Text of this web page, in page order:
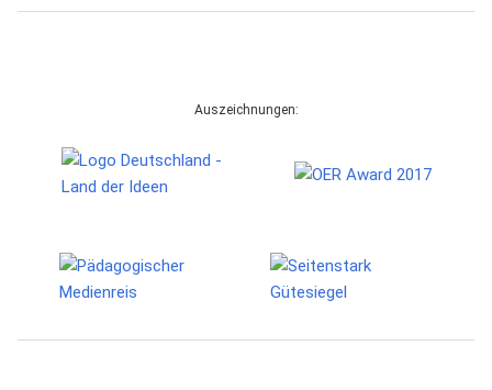
Auszeichnungen: